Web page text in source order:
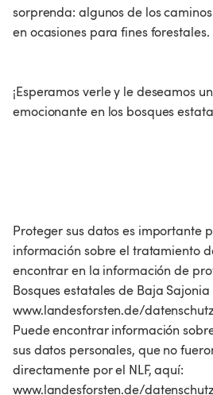
sorprenda: algunos de los
en ocasiones para fines forestales.
¡Esperamos verle y le deseamos
emocionante en los bosques
Proteger sus datos es importante
información sobre el tratamiento
encontrar en la información de
Bosques estatales de Baja Sajonia
www.landesforsten.de/
Puede encontrar información
sus datos personales, que no
directamente por el NLF, aquí:
www.landesforsten.de/